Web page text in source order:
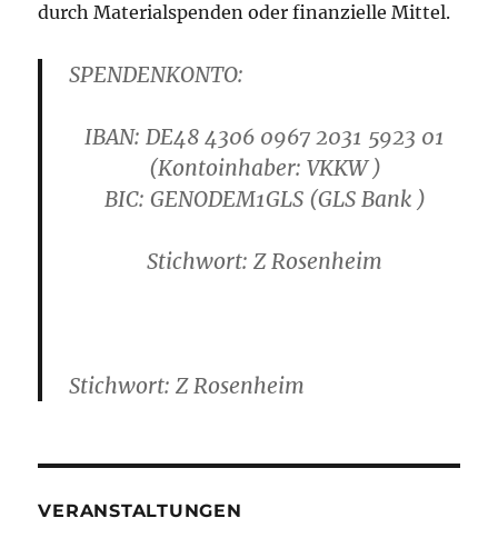
durch Materialspenden oder finanzielle Mittel.
SPENDENKONTO:
IBAN: DE48 4306 0967 2031 5923 01
(Kontoinhaber: VKKW )
BIC: GENODEM1GLS(GLS Bank )
Stichwort: Z Rosenheim
Stichwort: Z Rosenheim
VERANSTALTUNGEN